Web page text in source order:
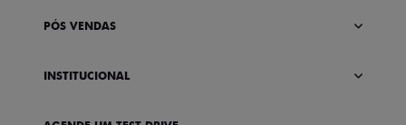
PÓS VENDAS
INSTITUCIONAL